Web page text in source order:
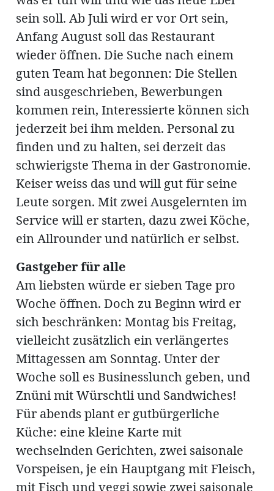
sein soll. Ab Juli wird er vor Ort sein,
Anfang August soll das Restaurant
wieder öffnen. Die Suche nach einem
guten Team hat begonnen: Die Stellen
sind ausgeschrieben, Bewerbungen
kommen rein, Interessierte können sich
jederzeit bei ihm melden. Personal zu
finden und zu halten, sei derzeit das
schwierigste Thema in der Gastronomie.
Keiser weiss das und will gut für seine
Leute sorgen. Mit zwei Ausgelernten im
Service will er starten, dazu zwei Köche,
ein Allrounder und natürlich er selbst.
Gastgeber für alle
Am liebsten würde er sieben Tage pro
Woche öffnen. Doch zu Beginn wird er
sich beschränken: Montag bis Freitag,
vielleicht zusätzlich ein verlängertes
Mittagessen am Sonntag. Unter der
Woche soll es Businesslunch geben, und
Znüni mit Würschtli und Sandwiches!
Für abends plant er gutbürgerliche
Küche: eine kleine Karte mit
wechselnden Gerichten, zwei saisonale
Vorspeisen, je ein Hauptgang mit Fleisch,
mit Fisch und veggi sowie zwei saisonale